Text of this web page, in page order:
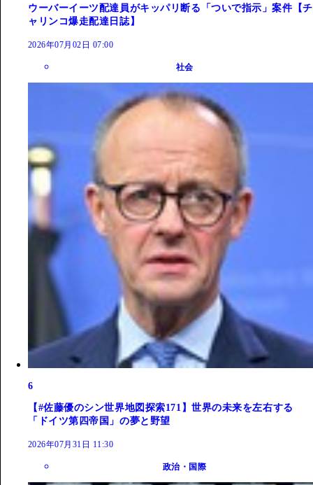
ウーバーイーツ配達員がキッパリ断る「ついで指示」案件【チ
ャリンコ爆走配達日誌】
2026年07月02日 07:00
社会
6
【#佐藤優のシン世界地図探索171】世界の未来を左右する
「ドイツ第四帝国」の夢と野望
2026年07月31日 11:30
政治・国際